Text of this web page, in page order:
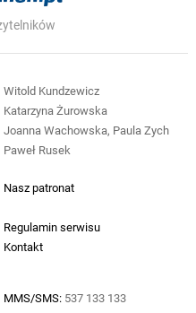
Nasz patronat
Regulamin serwisu
Kontakt
MMS/SMS: 537 133 133
Witold Kundzewicz
Katarzyna Żurowska
Joanna Wachowska, Paula Zych
Paweł Rusek